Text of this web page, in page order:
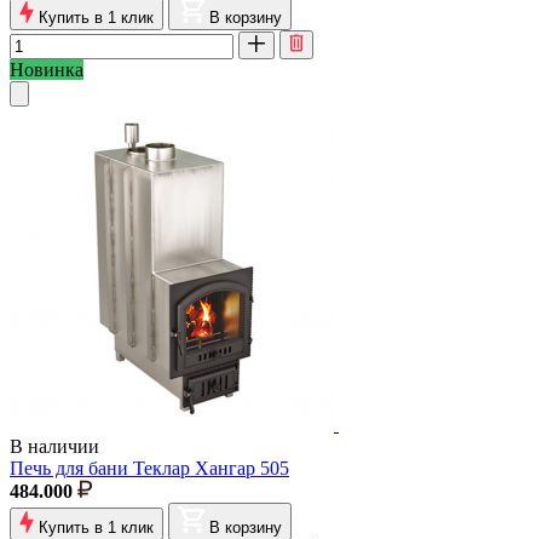
Купить в 1 клик В корзину
Новинка
В наличии
Печь для бани Теклар Хангар 505
484.000
Купить в 1 клик В корзину